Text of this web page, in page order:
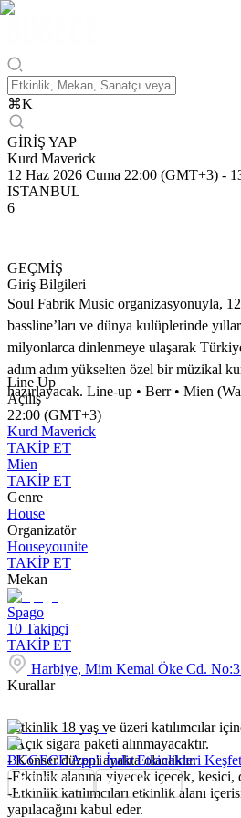
⌘K
GİRİŞ YAP
Kurd Maverick
12 Haz 2026 Cuma 22:00 (GMT+3) -
ISTANBUL
6
GEÇMİŞ
Giriş Bilgileri
Soul Fabrik Music organizasyonuyla,
bassline’ları ve dünya kulüplerinde
milyonlarca dinlenmeye ulaşarak
adım adım yükselten özel bir müzikal
hazırlayacak. Line-up • Berr • Mien
Line Up
Açılış
22:00 (GMT+3)
Kurd Maverick
TAKİP ET
Mien
TAKİP ET
Genre
House
Organizatör
Houseyounite
TAKİP ET
Mekan
Spago
10 Takipçi
TAKİP ET
Harbiye, Mim Kemal Öke Cd.
Kurallar
-Etkinlik 18 yaş ve üzeri katılımcılar
- Açık sigara paketi alınmayacaktır.
- Konser düzeni ayakta olacaktır.
-Etkinlik alanına yiyecek içecek, kesici,
-Etkinlik katılımcıları etkinlik alanı
yapılacağını kabul eder.
BUGECE App'i İndir Etkinlikleri